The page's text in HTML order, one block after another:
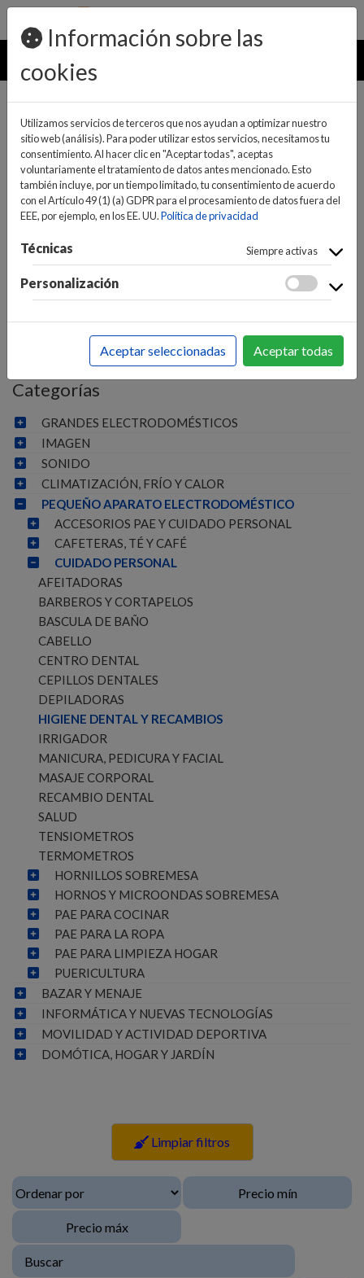
pedidos@ideaelectrodomesticos.com
924 047 836
MENU
INICIO>PEQUEÑO APARATO ELECTRODOMÉSTICO>
CUIDADO PERSONAL
HIGIENE DENTAL Y RECAMBIOS
Categorías
GRANDES ELECTRODOMÉSTICOS
IMAGEN
SONIDO
CLIMATIZACIÓN, FRÍO Y CALOR
PEQUEÑO APARATO ELECTRODOMÉSTICO
ACCESORIOS PAE Y CUIDADO PERSONAL
CAFETERAS, TÉ Y CAFÉ
CUIDADO PERSONAL
AFEITADORAS
BARBEROS Y CORTAPELOS
BASCULA DE BAÑO
CABELLO
CENTRO DENTAL
CEPILLOS DENTALES
DEPILADORAS
HIGIENE DENTAL Y RECAMBIOS
IRRIGADOR
MANICURA, PEDICURA Y FACIAL
MASAJE CORPORAL
RECAMBIO DENTAL
SALUD
TENSIOMETROS
TERMOMETROS
HORNILLOS SOBREMESA
HORNOS Y MICROONDAS SOBREMESA
PAE PARA COCINAR
PAE PARA LA ROPA
PAE PARA LIMPIEZA HOGAR
PUERICULTURA
BAZAR Y MENAJE
INFORMÁTICA Y NUEVAS TECNOLOGÍAS
MOVILIDAD Y ACTIVIDAD DEPORTIVA
DOMÓTICA, HOGAR Y JARDÍN
Limpiar filtros
Información sobre las
cookies
Utilizamos servicios de terceros que nos ayudan a optimizar nuestro
sitio web (análisis). Para poder utilizar estos servicios, necesitamos tu
consentimiento. Al hacer clic en "Aceptar todas", aceptas
voluntariamente el tratamiento de datos antes mencionado. Esto
también incluye, por un tiempo limitado, tu consentimiento de acuerdo
con el Artículo 49 (1) (a) GDPR para el procesamiento de datos fuera del
EEE, por ejemplo, en los EE. UU.Política de privacidad
Técnicas Siempre activas
Personalización
Aceptar seleccionadas Aceptar todas